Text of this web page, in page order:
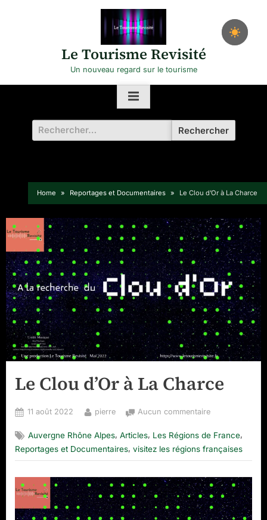
Le Tourisme Revisité
Un nouveau regard sur le tourisme
Rechercher :
Home Reportages et Documentaires Le Clou d’Or à La Charce
Le Clou d’Or à La Charce
Posted
11 août 2022 By
pierre Aucun commentairesur
Clou
d’Or
à
Charce
Auvergne Rhône Alpes, Articles, Les Régions de France,
Reportages et Documentaires, visitez les régions françaises